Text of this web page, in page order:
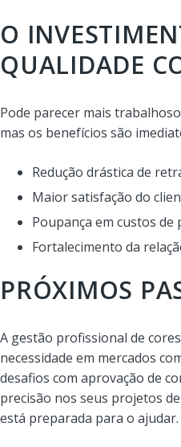
O
QUALIDADE
Pode parecer mais
mas os benefícios são
Redução drástica de
Maior satisfação do
Poupança em custos de
Fortalecimento da
PRÓXIMOS
A gestão profissional de
necessidade em mercados
desafios com aprovação de
precisão nos seus projetos
está preparada para o ajudar.